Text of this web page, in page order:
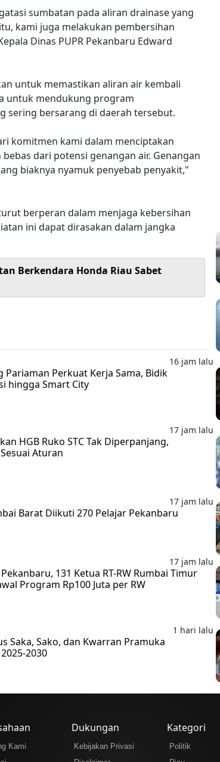
sumbatan pada aliran drainase yang
kami juga melakukan pembersihan
Dinas PUPR Pekanbaru Edward
untuk memastikan aliran air kembali
untuk mendukung program
sering bersarang di daerah tersebut.
komitmen kami dalam menciptakan
dari potensi genangan air. Genangan
biaknya nyamuk penyebab penyakit,"
berperan dalam menjaga kebersihan
ini dapat dirasakan dalam jangka
Berkendara Honda Riau Sabet
16 jam lalu
Pariaman Perkuat Kerja Sama, Bidik
hingga Smart City
17 jam lalu
HGB Ruko STC Tak Diperpanjang,
Aturan
17 jam lalu
Barat Diikuti 270 Pelajar Pekanbaru
17 jam lalu
131 Ketua RT-RW Rumbai Timur
Program Rp100 Juta per RW
1 hari lalu
Saka, Sako, dan Kwarran Pramuka
2030
Kami
Dukungan
Kebijakan Privasi
Kategori
Politik